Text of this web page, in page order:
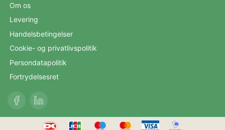
Om os
Levering
Handelsbetingelser
Cookie- og privatlivspolitik
Persondatapolitik
Fortrydelsesret